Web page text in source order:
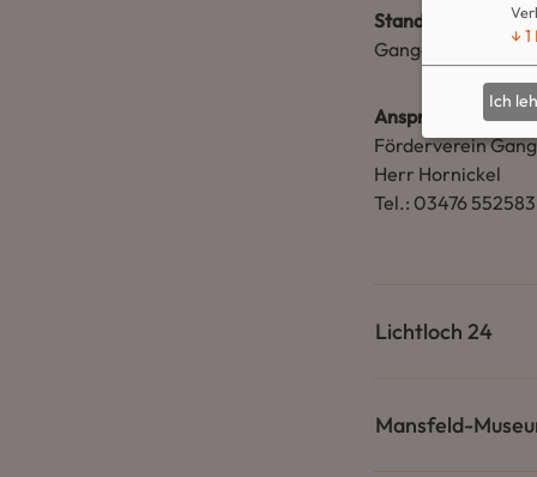
Standort:
Gangolfstraße 1
Ansprechpartner:
Förderverein
Herr Hornickel
Tel.: 03476 552583
Lichtloch 24
Mansfeld-
↓ 1
Ich